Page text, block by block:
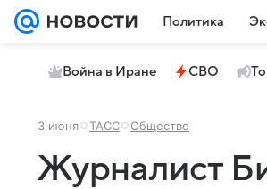
Политика
Война в Иране СВО
3 июня ТАСС Общество
Журналист